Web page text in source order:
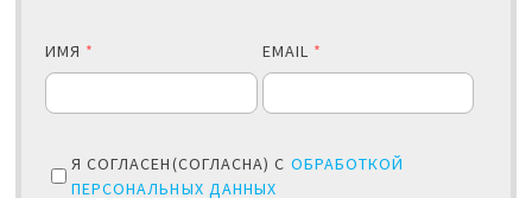
ИМЯ * EMAIL *
Я СОГЛАСЕН(СОГЛАСНА) С ОБРАБОТКОЙ
ПЕРСОНАЛЬНЫХ ДАННЫХ